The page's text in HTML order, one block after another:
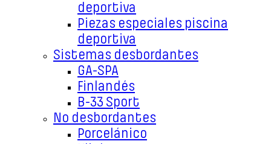
deportiva
Piezas especiales piscina
deportiva
Sistemas desbordantes
GA-SPA
Finlandés
B-33 Sport
No desbordantes
Porcelánico